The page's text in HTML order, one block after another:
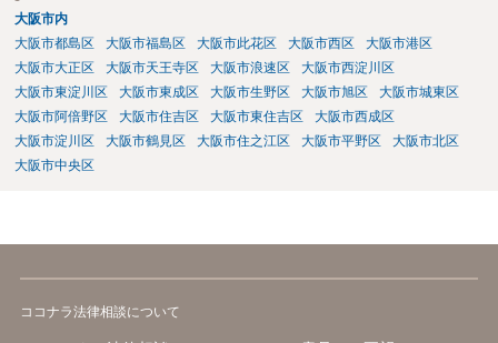
大阪市内
大阪市都島区
大阪市福島区 大阪市此花区 大阪市西区
大阪市港区
大阪市大正区
大阪市天王寺区 大阪市浪速区
大阪市西淀川区
大阪市東淀川区
大阪市東成区 大阪市生野区 大阪市旭区
大阪市城東区
大阪市阿倍野区
大阪市住吉区 大阪市東住吉区
大阪市西成区
大阪市淀川区
大阪市鶴見区 大阪市住之江区 大阪市平野区
大阪市北区
大阪市中央区
ココナラ法律相談について